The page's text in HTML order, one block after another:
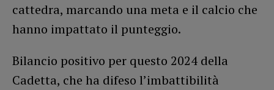
cattedra, marcando una meta e il calcio che
hanno impattato il punteggio.
Bilancio positivo per questo 2024 della
Cadetta, che ha difeso l’imbattibilità